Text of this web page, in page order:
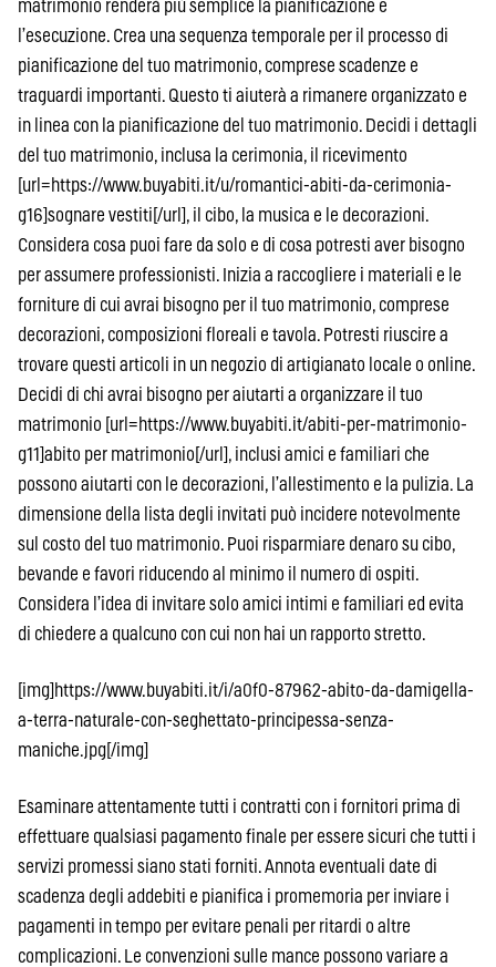
matrimonio renderà più semplice la pianificazione e
l’esecuzione. Crea una sequenza temporale per il processo di
pianificazione del tuo matrimonio, comprese scadenze e
traguardi importanti. Questo ti aiuterà a rimanere organizzato e
in linea con la pianificazione del tuo matrimonio. Decidi i dettagli
del tuo matrimonio, inclusa la cerimonia, il ricevimento
[url=https://www.buyabiti.it/u/romantici-abiti-da-cerimonia-
g16]sognare vestiti[/url], il cibo, la musica e le decorazioni.
Considera cosa puoi fare da solo e di cosa potresti aver bisogno
per assumere professionisti. Inizia a raccogliere i materiali e le
forniture di cui avrai bisogno per il tuo matrimonio, comprese
decorazioni, composizioni floreali e tavola. Potresti riuscire a
trovare questi articoli in un negozio di artigianato locale o online.
Decidi di chi avrai bisogno per aiutarti a organizzare il tuo
matrimonio [url=https://www.buyabiti.it/abiti-per-matrimonio-
g11]abito per matrimonio[/url], inclusi amici e familiari che
possono aiutarti con le decorazioni, l’allestimento e la pulizia. La
dimensione della lista degli invitati può incidere notevolmente
sul costo del tuo matrimonio. Puoi risparmiare denaro su cibo,
bevande e favori riducendo al minimo il numero di ospiti.
Considera l’idea di invitare solo amici intimi e familiari ed evita
di chiedere a qualcuno con cui non hai un rapporto stretto.
[img]https://www.buyabiti.it/i/a0f0-87962-abito-da-damigella-
a-terra-naturale-con-seghettato-principessa-senza-
maniche.jpg[/img]
Esaminare attentamente tutti i contratti con i fornitori prima di
effettuare qualsiasi pagamento finale per essere sicuri che tutti i
servizi promessi siano stati forniti. Annota eventuali date di
scadenza degli addebiti e pianifica i promemoria per inviare i
pagamenti in tempo per evitare penali per ritardi o altre
complicazioni. Le convenzioni sulle mance possono variare a